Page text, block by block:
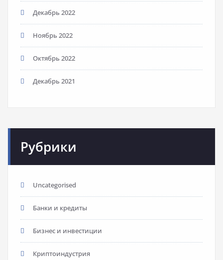
Декабрь 2022
Ноябрь 2022
Октябрь 2022
Декабрь 2021
Рубрики
Uncategorised
Банки и кредиты
Бизнес и инвестиции
Криптоиндустрия